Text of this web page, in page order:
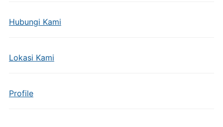
Hubungi Kami
Lokasi Kami
Profile